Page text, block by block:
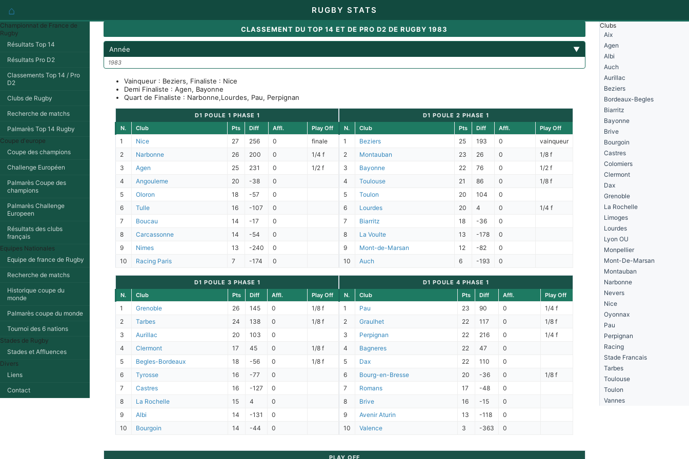
⌂ RUGBY STATS
Championnat de France de
Rugby
Résultats Top 14
Résultats Pro D2
Classements Top 14 / Pro
D2
Clubs de Rugby
Recherche de matchs
Palmarès Top 14 Rugby
Coupe d'europe
Coupe des champions
Challenge Européen
Palmarès Coupe des
champions
Palmarès Challenge
Europeen
Résultats des clubs
français
Equipes Nationales
Equipe de france de Rugby
Recherche de matchs
Historique coupe du
monde
Palmarès coupe du monde
Tournoi des 6 nations
Stades de Rugby
Stades et Affluences
Divers
Liens
Contact
CLASSEMENT DU TOP 14 ET DE PRO D2 DE RUGBY 1983
Année ▼
1983
Vainqueur : Beziers, Finaliste : Nice
Demi Finaliste : Agen, Bayonne
Quart de Finaliste : Narbonne,Lourdes, Pau, Perpignan
D1 POULE 1 PHASE 1
N.
Club Pts Diff Affl. Play Off
1 Nice 27 256 0
finale
2
Narbonne 26 200 0
1/4 f
3
Agen 25 231 0
1/2 f
4
Angouleme 20 -38
0
5
Oloron 18 -57
0
6
Tulle 16 -107
0
7
Boucau 14 -17
0
8
Carcassonne 14 -54
0
9
Nimes 13 -240
0
10
Racing Paris 7 -174 0
D1 POULE 2 PHASE 1
N.
Club Pts Diff Affl. Play Off
1 Beziers 25 193 0
vainqueur
2
Montauban 23 26 0
1/8 f
3
Bayonne 22 76 0
1/2 f
4
Toulouse 21 86 0
1/8 f
5
Toulon 20 104
0
6
Lourdes 20 4 0
1/4 f
7
Biarritz 18 -36
0
8
La Voulte 13 -178
0
9
Mont-de-Marsan 12 -82
0
10
Auch 6 -193 0
D1 POULE 3 PHASE 1
N.
Club Pts Diff Affl. Play Off
1 Grenoble 26 145 0
1/8 f
2
Tarbes 24 138 0
1/8 f
3
Aurillac 20 103
0
4
Clermont 17 45 0
1/8 f
5
Begles-Bordeaux 18 -56 0
1/8 f
6
Tyrosse 16 -77
0
7
Castres 16 -127
0
8
La Rochelle 15 4
0
9
Albi 14 -131
0
10
Bourgoin 14 -44 0
D1 POULE 4 PHASE 1
N.
Club Pts Diff Affl. Play Off
1 Pau 23 90 0
1/4 f
2
Graulhet 22 117 0
1/8 f
3
Perpignan 22 216 0
1/4 f
4
Bagneres 22 47
0
5
Dax 22 110
0
6
Bourg-en-Bresse 20 -36 0
1/8 f
7
Romans 17 -48
0
8
Brive 16 -15
0
9
Avenir Aturin 13 -118
0
10
Valence 3 -363 0
PLAY OFF
Clubs
Aix
Agen
Albi
Auch
Aurillac
Beziers
Bordeaux-Begles
Biarritz
Bayonne
Brive
Bourgoin
Castres
Colomiers
Clermont
Dax
Grenoble
La Rochelle
Limoges
Lourdes
Lyon OU
Monpellier
Mont-De-Marsan
Montauban
Narbonne
Nevers
Nice
Oyonnax
Pau
Perpignan
Racing
Stade Francais
Tarbes
Toulouse
Toulon
Vannes